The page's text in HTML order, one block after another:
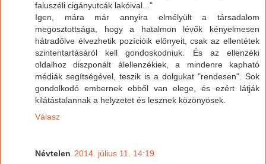
faluszéli cigányutcák lakóival..."
Igen, mára már annyira elmélyült a társadalom
megosztottsága, hogy a hatalmon lévők kényelmesen
hátradőlve élvezhetik pozícióik előnyeit, csak az ellentétek
szintentartásáról kell gondoskodniuk. És az ellenzéki
oldalhoz diszponált álellenzékiek, a mindenre kapható
médiák segítségével, teszik is a dolgukat "rendesen". Sok
gondolkodó embernek ebből van elege, és ezért látják
kilátástalannak a helyzetet és lesznek közönyösek.
Válasz
Névtelen 2014. július 11. 14:19